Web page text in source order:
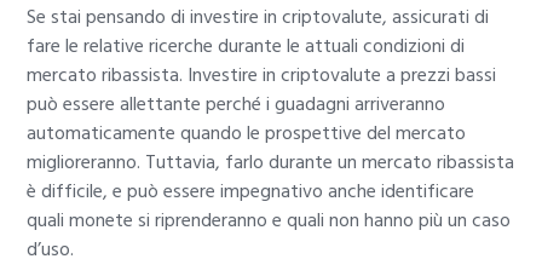
Se stai pensando di investire in criptovalute, assicurati di
fare le relative ricerche durante le attuali condizioni di
mercato ribassista. Investire in criptovalute a prezzi bassi
può essere allettante perché i guadagni arriveranno
automaticamente quando le prospettive del mercato
miglioreranno. Tuttavia, farlo durante un mercato ribassista
è difficile, e può essere impegnativo anche identificare
quali monete si riprenderanno e quali non hanno più un caso
d’uso.